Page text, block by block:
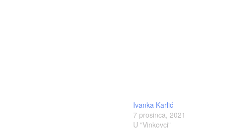
Ivanka Karlić
7 prosinca, 2021
U "Vinkovci"